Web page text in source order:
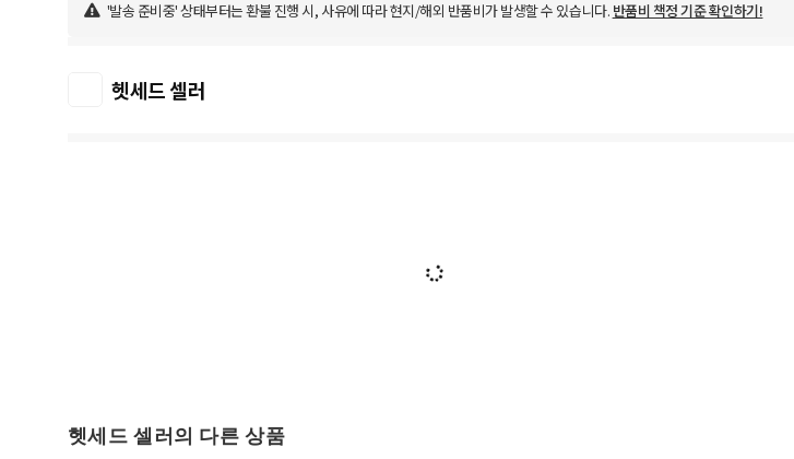
'발송 준비중' 상태부터는 환불 진행 시, 사유에 따라 현지/해외 반품비가 발생할 수 있습니다. 반품비 책정 기준 확인하기!
헷세드 셀러
헷세드 셀러의 다른 상품